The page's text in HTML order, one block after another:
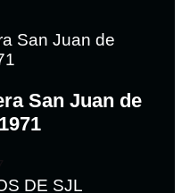
San Juan de
DE SJL